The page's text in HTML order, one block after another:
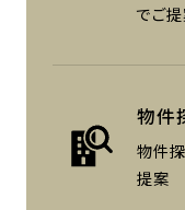
でご
物件
物件
提案